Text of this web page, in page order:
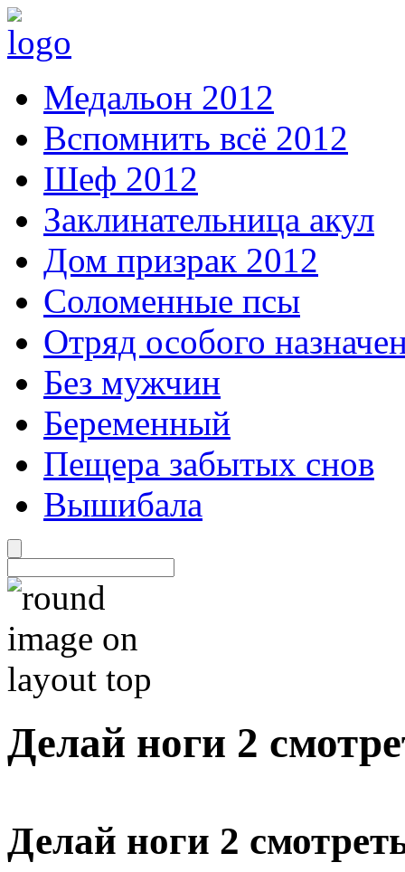
Медальон 2012
Вспомнить всё 2012
Шеф 2012
Заклинательница акул
Дом призрак 2012
Соломенные псы
Отряд особого
Без мужчин
Беременный
Пещера забытых снов
Вышибала
Делай ноги 2
Делай ноги 2